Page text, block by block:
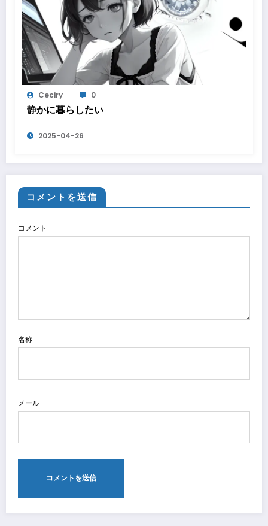
Ceciry 0
静かに暮らしたい
2025-04-26
コメントを送信
コメント
名称
メール